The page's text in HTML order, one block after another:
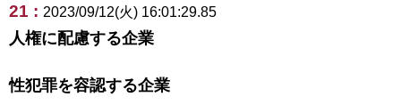
21 : 2023/09/12(火) 16:01:29.85
人権に配慮する企業
性犯罪を容認する企業